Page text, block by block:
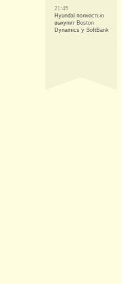
21:45
Hyundai полностью
выкупит Boston
Dynamics у SoftBank